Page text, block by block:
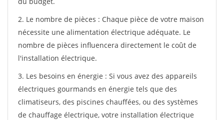
2. Le nombre de pièces : Chaque pièce de votre maison
nécessite une alimentation électrique adéquate. Le
nombre de pièces influencera directement le coût de
l'installation électrique.
3. Les besoins en énergie : Si vous avez des appareils
électriques gourmands en énergie tels que des
climatiseurs, des piscines chauffées, ou des systèmes
de chauffage électrique, votre installation électrique